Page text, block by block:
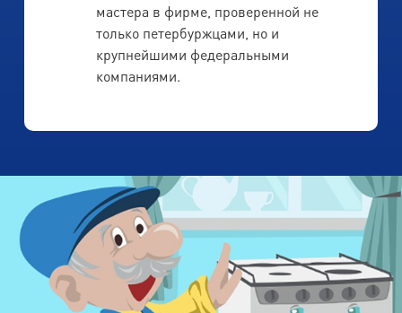
мастера в фирме, проверенной не
только петербуржцами, но и
крупнейшими федеральными
компаниями.